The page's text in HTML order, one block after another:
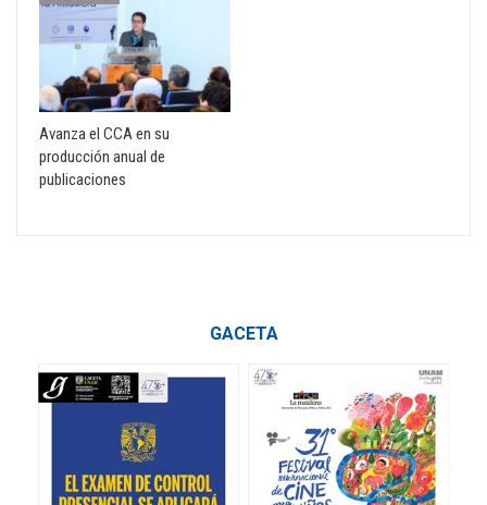
Avanza el CCA en su
producción anual de
publicaciones
GACETA